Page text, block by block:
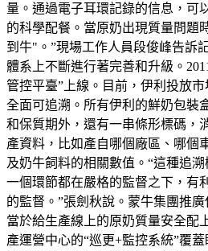
量。通過電子耳環記錄的信息，可
的科學配餐。當原奶出現質量問題
到牛"。”現場工作人員段俊峰告訴
體系上不斷進行著完善和升級。
管控平臺”上線。目前，伊利投放
全面可追溯。所有伊利的鮮奶包裝
和保質期外，還有一串條形標碼，
產資料，比如產自哪個廠區、哪個
及奶牛飼料的相關數值。“這種追
一個環節都在嚴格的監督之下，有
的監督。”張劍秋說。蒙牛集團推
當於給生產線上的原奶質量安全配
產運營中心的“巡更+監控系統”覆